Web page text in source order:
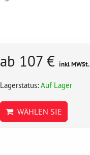
ab 107 €inkl MWSt.
Lagerstatus:Auf Lager
WÄHLEN SIE